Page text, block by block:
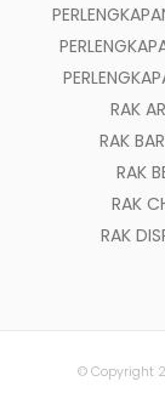
RAK
RAK
RAK
RAK
RAK
© Copyright